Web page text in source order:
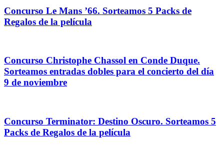
Concurso Le Mans ’66. Sorteamos 5 Packs de
Regalos de la película
Concurso Christophe Chassol en Conde Duque.
Sorteamos entradas dobles para el concierto del día
9 de noviembre
Concurso Terminator: Destino Oscuro. Sorteamos 5
Packs de Regalos de la película